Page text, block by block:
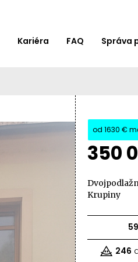
Kariéra FAQ Správa
od 1630 €
350
Krupiny
246